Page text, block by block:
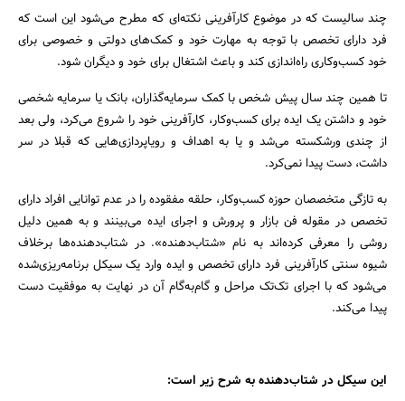
جستجو
چند سالیست که در موضوع کارآفرینی نکته‌ای که مطرح می‌شود این است که
فرد دارای تخصص با توجه به مهارت خود و کمک‌های دولتی و خصوصی برای
خود کسب‌وکاری راه‌اندازی کند و باعث اشتغال برای خود و دیگران شود.
تا همین چند سال پیش شخص با کمک سرمایه‌گذاران، بانک یا سرمایه شخصی
خود و داشتن یک ایده برای کسب‌وکار، کارآفرینی خود را شروع می‌کرد، ولی بعد
از چندی ورشکسته می‌شد و یا به اهداف و رویاپردازی‌هایی که قبلا در سر
داشت، دست پیدا نمی‌کرد.
به تازگی متخصصان حوزه کسب‌وکار، حلقه مفقوده را در عدم توانایی افراد دارای
تخصص در مقوله فن بازار و پرورش و اجرای ایده می‌بینند و به همین دلیل
روشی را معرفی کرده‌اند به نام «شتاب‌دهنده». در شتاب‌دهنده‌ها برخلاف
شیوه سنتی کارآفرینی فرد دارای تخصص و ایده وارد یک سیکل برنامه‌ریزی‌شده
می‌شود که با اجرای تک‌تک مراحل و گام‌به‌گام آن در نهایت به موفقیت دست
پیدا می‌کند.
این سیکل در شتاب‌دهنده به شرح زیر است: